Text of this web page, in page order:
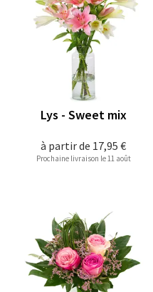
à partir de 17,95 €
Lys - Sweet mix
Prochaine livraison le 11 août